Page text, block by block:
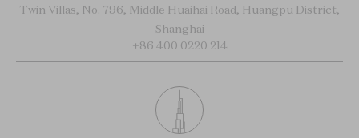
Twin Villas, No. 796, Middle Huaihai Road, Huangpu District,
Shanghai
+86 400 0220 214